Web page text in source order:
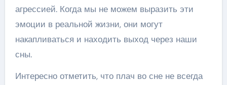
агрессией. Когда мы не можем выразить эти
эмоции в реальной жизни, они могут
накапливаться и находить выход через наши
сны.
Интересно отметить, что плач во сне не всегда